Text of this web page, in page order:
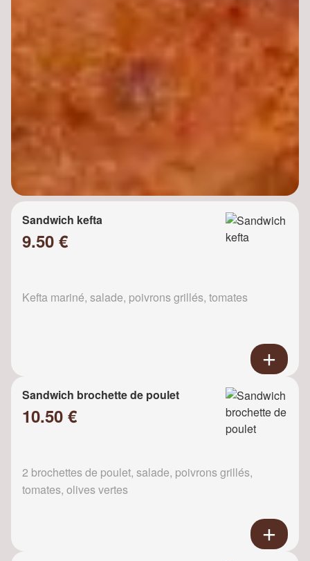
Sandwich kefta
9.50 €
Kefta mariné, salade, poivrons grillés, tomates
Sandwich brochette de poulet
10.50 €
2 brochettes de poulet, salade, poivrons grillés,
tomates, olives vertes